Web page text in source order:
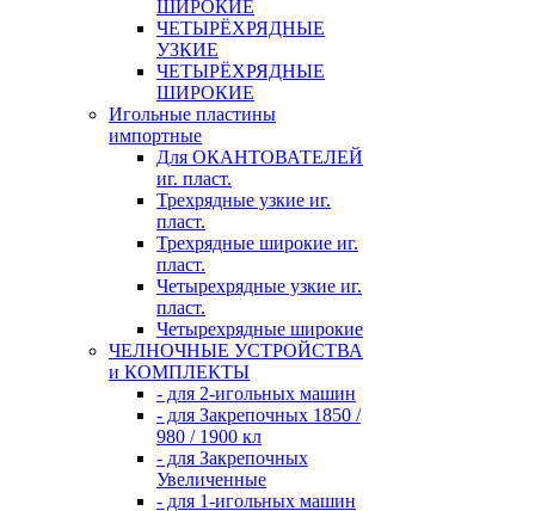
ШИРОКИЕ
ЧЕТЫРЁХРЯДНЫЕ
УЗКИЕ
ЧЕТЫРЁХРЯДНЫЕ
ШИРОКИЕ
Игольные пластины
импортные
Для ОКАНТОВАТЕЛЕЙ
иг. пласт.
Трехрядные узкие иг.
пласт.
Трехрядные широкие иг.
пласт.
Четырехрядные узкие иг.
пласт.
Четырехрядные широкие
ЧЕЛНОЧНЫЕ УСТРОЙСТВА
и КОМПЛЕКТЫ
- для 2-игольных машин
- для Закрепочных 1850 /
980 / 1900 кл
- для Закрепочных
Увеличенные
- для 1-игольных машин